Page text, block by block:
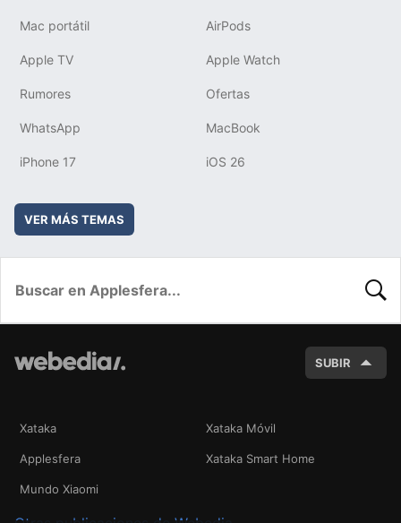
Mac portátil AirPods
Apple TV Apple Watch
Rumores Ofertas
WhatsApp MacBook
iPhone 17 iOS 26
VER MÁS TEMAS
SUBIR
Xataka Xataka Móvil
Applesfera Xataka Smart Home
Mundo Xiaomi